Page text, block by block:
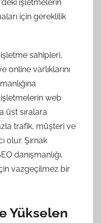
işletmelerin
için gereklilik
sahipleri,
online varlıklarını
web
üst sıralara
trafik, müşteri ve
olur. Şırnak
danışmanlığı,
vazgeçilmez bir
Yükselen